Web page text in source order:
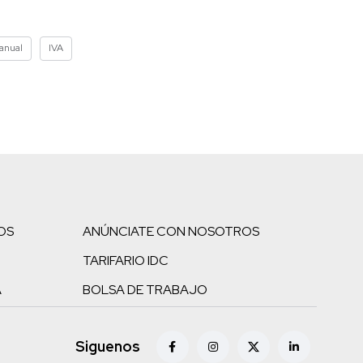
IVA
ANÚNCIATE CON NOSOTROS
TARIFARIO IDC
BOLSA DE TRABAJO
Siguenos